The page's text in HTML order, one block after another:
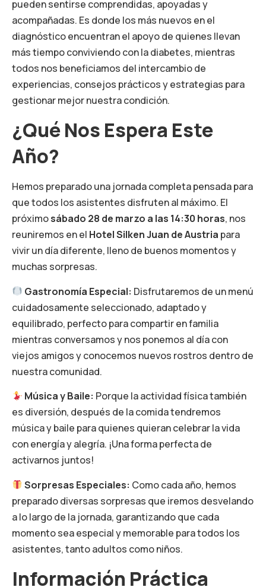
pueden sentirse comprendidas, apoyadas y
acompañadas. Es donde los más nuevos en el
diagnóstico encuentran el apoyo de quienes llevan
más tiempo conviviendo con la diabetes, mientras
todos nos beneficiamos del intercambio de
experiencias, consejos prácticos y estrategias para
gestionar mejor nuestra condición.
¿Qué Nos Espera Este
Año?
Hemos preparado una jornada completa pensada para
que todos los asistentes disfruten al máximo. El
próximosábado 28 de marzo a las 14:30 horas, nos
reuniremos en el Hotel Silken Juan de Austria para
vivir un día diferente, lleno de buenos momentos y
muchas sorpresas.
Gastronomía Especial: Disfrutaremos de un menú
cuidadosamente seleccionado, adaptado y
equilibrado, perfecto para compartir en familia
mientras conversamos y nos ponemos al día con
viejos amigos y conocemos nuevos rostros dentro de
nuestra comunidad.
Música y Baile: Porque la actividad física también
es diversión, después de la comida tendremos
música y baile para quienes quieran celebrar la vida
con energía y alegría. ¡Una forma perfecta de
activarnos juntos!
Sorpresas Especiales: Como cada año, hemos
preparado diversas sorpresas que iremos desvelando
a lo largo de la jornada, garantizando que cada
momento sea especial y memorable para todos los
asistentes, tanto adultos como niños.
Información Práctica